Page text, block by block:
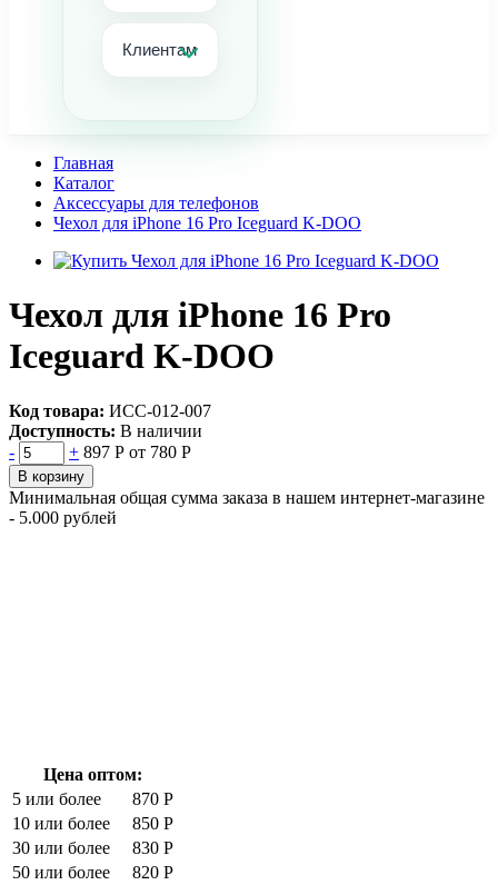
Клиентам
Главная
Каталог
Аксессуары для телефонов
Чехол для iPhone 16 Pro Iceguard K-DOO
Чехол для iPhone 16 Pro
Iceguard K-DOO
Код товара: ИСС-012-007
Доступность: В наличии
-
+ 897 Р от 780 Р
В корзину
Минимальная общая сумма заказа в нашем интернет-магазине
- 5.000 рублей
Цена оптом:
5 или более
870 Р
10 или более
850 Р
30 или более
830 Р
50 или более
820 Р